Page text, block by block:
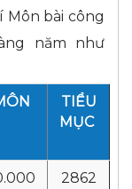
Môn bài công
năm như
TIỂU
MỤC
2862